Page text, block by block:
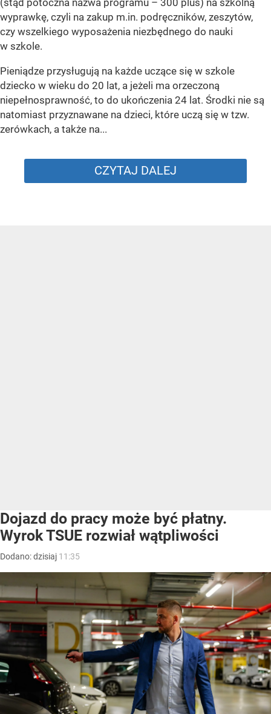
wyprawkę, czyli na zakup m.in. podręczników, zeszytów,
czy wszelkiego wyposażenia niezbędnego do nauki
w szkole.
Pieniądze przysługują na każde uczące się w szkole
dziecko w wieku do 20 lat, a jeżeli ma orzeczoną
niepełnosprawność, to do ukończenia 24 lat. Środki nie są
natomiast przyznawane na dzieci, które uczą się w tzw.
zerówkach, a także na...
CZYTAJ DALEJ
Dojazd do pracy może być płatny.
Wyrok TSUE rozwiał wątpliwości
Dodano:dzisiaj 11:35